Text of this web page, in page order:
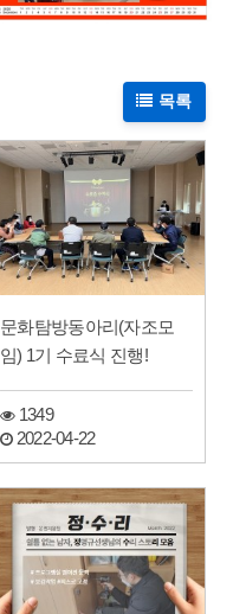
목록
문화탐방동아리(자조모
임) 1기 수료식 진행!
1349
2022-04-22